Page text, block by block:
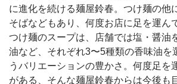
に進化を続ける麺屋鈴春。つけ麺の他
そばなどもあり、何度お店に足を運ん
つけ麺のスープは、店舗では塩・醤油
油など、それぞれ3〜5種類の香味油を
うバリエーションの豊かさ。何度足を
がある、そんな麺屋鈴春からは今後も